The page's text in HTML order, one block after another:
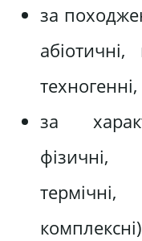
за
за
фізичні,
термічні,